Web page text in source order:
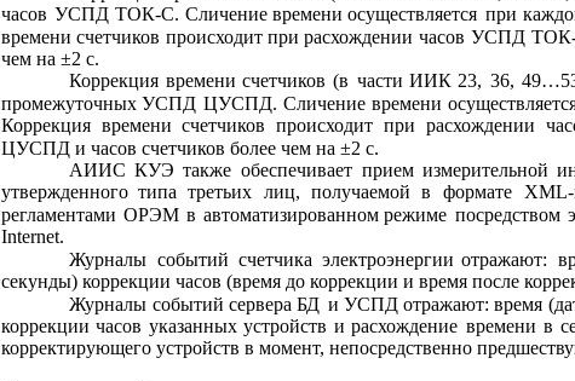
часов УСПД ТОК-С. Сличение времени осуществляется при
времени счетчиков происходит при расхождении часов УСПД
чем на ±2 с.
Коррекция времени счетчиков (в части ИИК 23, 36,
промежуточных УСПД ЦУСПД. Сличение времени
Коррекция времени счетчиков происходит при расхождении
ЦУСПД и часов счетчиков более чем на ±2 с.
АИИС КУЭ также обеспечивает прием измерительной
утвержденного типа третьих лиц, получаемой в формате XML-
регламентами ОРЭМ в автоматизированном режиме посредством
Internet.
Журналы событий счетчика электроэнергии отражают:
секунды) коррекции часов (время до коррекции и время после
Журналы событий сервера БД и УСПД отражают: время
коррекции часов указанных устройств и расхождение времени в
корректирующего устройств в момент, непосредственно